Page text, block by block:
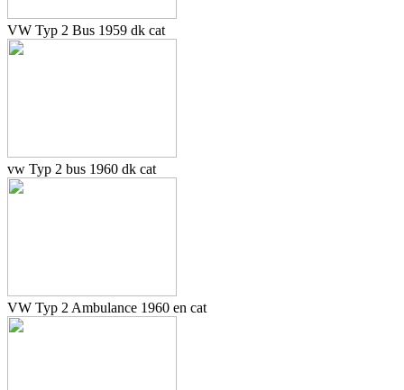
VW Typ 2 Bus 1959 dk cat
vw Typ 2 bus 1960 dk cat
VW Typ 2 Ambulance 1960 en cat